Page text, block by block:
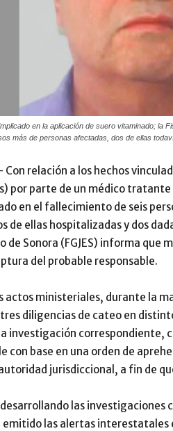
en la aplicación de suero vitaminado; la
más de personas afectadas, dos de ellas
relación a los hechos
por parte de un médico tratante
en el fallecimiento de seis
de ellas hospitalizadas y dos
de Sonora (FGJES) informa
del probable responsable.
actos ministeriales, durante la
diligencias de cateo en
investigación correspondiente,
con base en una orden de
jurisdiccional, a fin de
las investigaciones
las alertas interestatales